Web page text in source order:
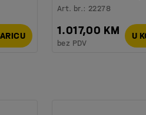
Art. br.: 22278
1.017,00 KM
bez PDV
U